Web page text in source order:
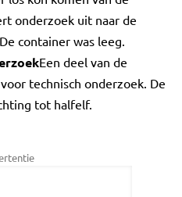
onderzoek uit naar de
container was leeg.
Een deel van de
technisch onderzoek. De
tot halfelf.